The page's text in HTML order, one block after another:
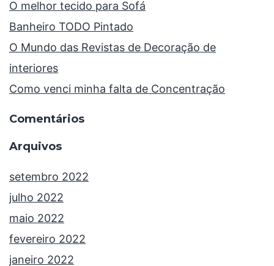
O melhor tecido para Sofá
Banheiro TODO Pintado
O Mundo das Revistas de Decoração de
interiores
Como venci minha falta de Concentração
Comentários
Arquivos
setembro 2022
julho 2022
maio 2022
fevereiro 2022
janeiro 2022